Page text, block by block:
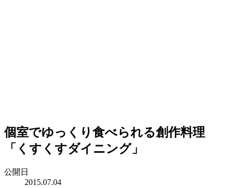
個室でゆっくり食べられる創作料理
「くすくすダイニング」
公開日
2015.07.04